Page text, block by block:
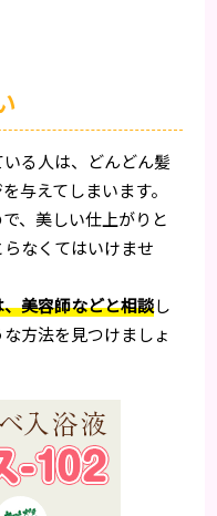
る人は、どんどん髪
与えてしまいます。
、美しい仕上がりと
なくてはいけませ
美容師などと相談し
方法を見つけましょ